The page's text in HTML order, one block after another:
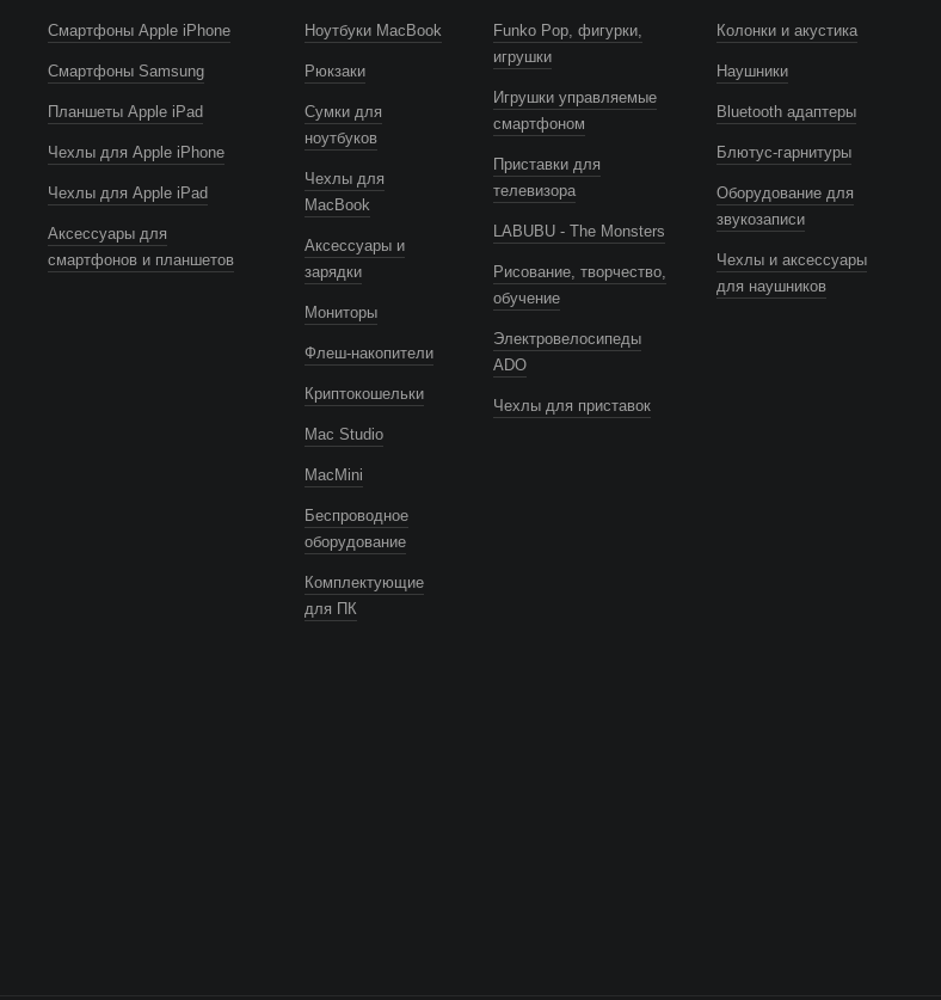
Смартфоны Apple iPhone
Смартфоны Samsung
Планшеты Apple iPad
Чехлы для Apple iPhone
Чехлы для Apple iPad
Аксессуары для
смартфонов и планшетов
Ноутбуки MacBook
Рюкзаки
Сумки для
ноутбуков
Чехлы для
MacBook
Аксессуары и
зарядки
Мониторы
Флеш-накопители
Криптокошельки
Mac Studio
MacMini
Беспроводное
оборудование
Комплектующие
для ПК
Funko Pop, фигурки,
игрушки
Игрушки управляемые
смартфоном
Приставки для
телевизора
LABUBU - The Monsters
Рисование, творчество,
обучение
Электровелосипеды
ADO
Чехлы для приставок
Колонки и акустика
Наушники
Bluetooth адаптеры
Блютус-гарнитуры
Оборудование для
звукозаписи
Чехлы и аксессуары
для наушников